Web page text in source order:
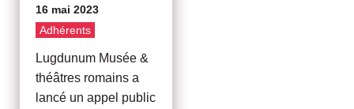
16 mai 2023
Adhérents
Lugdunum Musée &
théâtres romains a
lancé un appel public